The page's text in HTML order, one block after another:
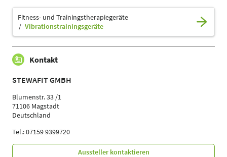
Fitness- und Trainingstherapiegeräte
Vibrationstrainingsgeräte
Kontakt
STEWAFIT GMBH
Blumenstr. 33 /1
71106 Magstadt
Deutschland
Tel.: 07159 9399720
Aussteller kontaktieren